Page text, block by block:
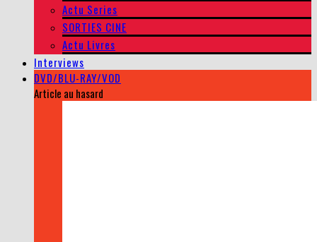
Actu Series
SORTIES CINE
Actu Livres
Interviews
DVD/BLU-RAY/VOD
Article au hasard